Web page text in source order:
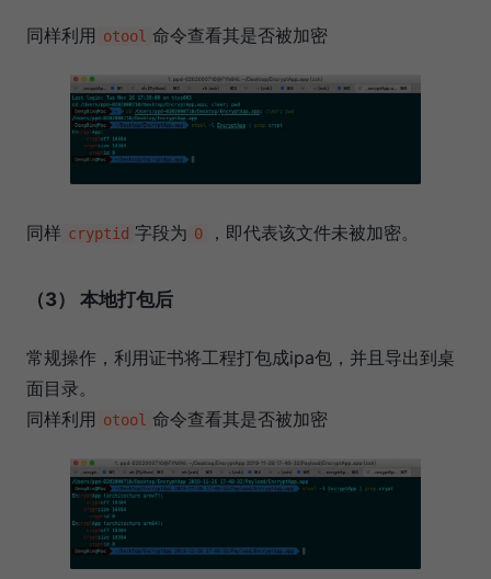
同样利用 otool 命令查看其是否被加密
同样 cryptid 字段为 0 ，即代表该文件未被加密。
（3） 本地打包后
常规操作，利用证书将工程打包成ipa包，并且导出到桌
面目录。
同样利用 otool 命令查看其是否被加密